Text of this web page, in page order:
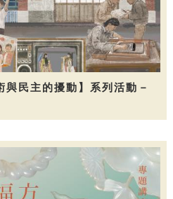
與民主的擾動】系列活動－